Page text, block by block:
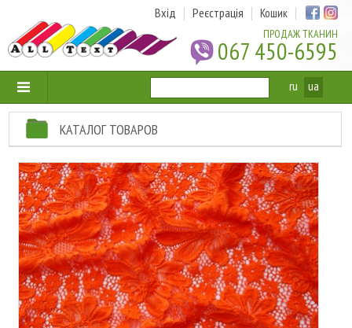
ПРОДАЖ ТКАНИН
067 450-6595
Вхід Реєстрація Кошик
ru ua
КАТАЛОГ ТОВАРОВ